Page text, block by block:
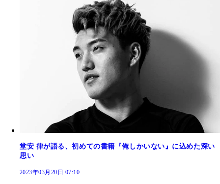
堂安 律が語る、初めての書籍『俺しかいない』に込めた深い
思い
2023年03月20日 07:10